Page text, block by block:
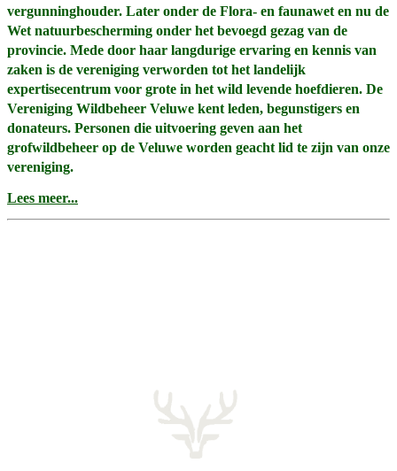
vergunninghouder. Later onder de Flora- en faunawet en nu de
Wet natuurbescherming onder het bevoegd gezag van de
provincie. Mede door haar langdurige ervaring en kennis van
zaken is de vereniging verworden tot het landelijk
expertisecentrum voor grote in het wild levende hoefdieren. De
Vereniging Wildbeheer Veluwe kent leden, begunstigers en
donateurs. Personen die uitvoering geven aan het
grofwildbeheer op de Veluwe worden geacht lid te zijn van onze
vereniging.
Lees meer...